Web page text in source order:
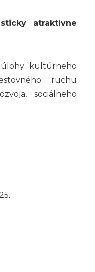
atraktívne
úlohy kultúrneho
ruchu
sociálneho
.